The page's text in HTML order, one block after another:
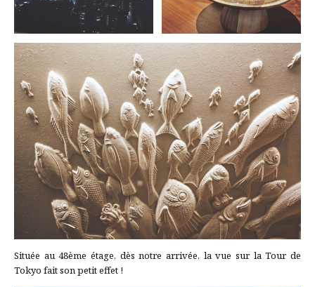
Située au 48ème étage, dès notre arrivée, la vue sur la Tour de
Tokyo fait son petit effet !